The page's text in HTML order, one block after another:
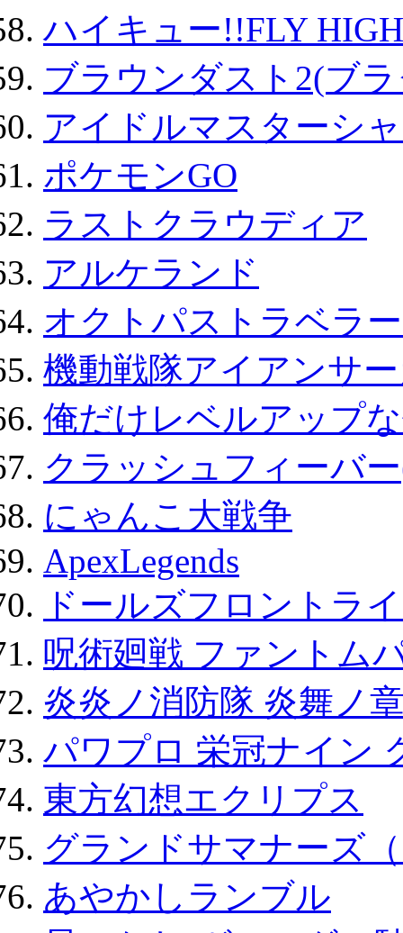
ハイキュー!!FLY HIGH
ブラウンダスト2(ブ
アイドルマスターシ
ポケモンGO
ラストクラウディア
アルケランド
オクトパストラベラ
機動戦隊アイアンサ
俺だけレベルアップ
クラッシュフィーバ
にゃんこ大戦争
ApexLegends
ドールズフロントラ
呪術廻戦 ファントム
炎炎ノ消防隊 炎舞ノ
パワプロ 栄冠ナイン
東方幻想エクリプス
グランドサマナーズ
あやかしランブル